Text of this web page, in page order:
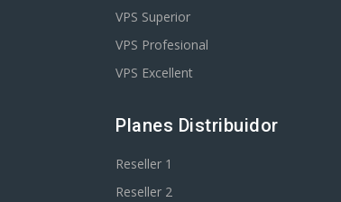
VPS Superior
VPS Profesional
VPS Excellent
Planes Distribuidor
Reseller 1
Reseller 2